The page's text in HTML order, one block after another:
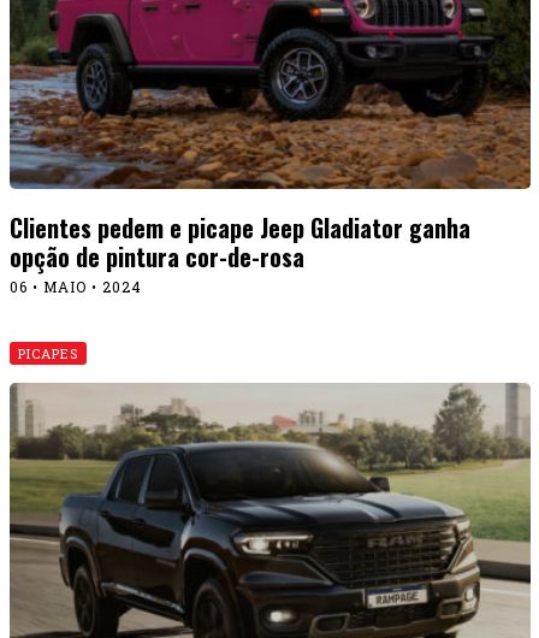
Clientes pedem e picape Jeep Gladiator ganha
opção de pintura cor-de-rosa
06 • MAIO • 2024
PICAPES